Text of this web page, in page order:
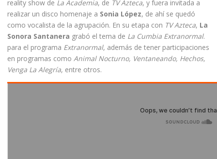
reality show de La Academia, de TV Azteca, y fuera invitada a
realizar un disco homenaje a Sonia López, de ahí se quedó
como vocalista de la agrupación. En su etapa con TV Azteca, La
Sonora Santanera grabó el tema de La Cumbia Extranormal.
para el programa Extranormal, además de tener participaciones
en programas como Animal Nocturno, Ventaneando, Hechos,
Venga La Alegría, entre otros.